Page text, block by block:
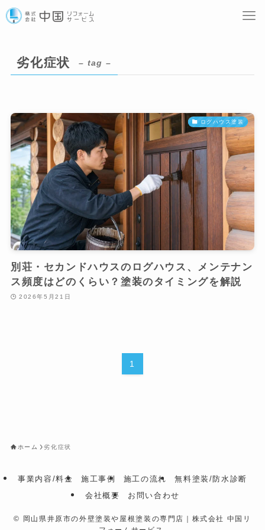
劣化症状 – tag –
ログハウス塗装
別荘・セカンドハウスのログハウス、メンテナン
ス頻度はどのくらい？塗装のタイミングを解説
2026年5月21日
1
ホーム 劣化症状
事業内容/料金 施工事例 施工の流れ
無料塗装/防水診断
会社概要
お問い合わせ
© 岡山県井原市の外壁塗装や屋根塗装の専門店｜株式会社 中国リ